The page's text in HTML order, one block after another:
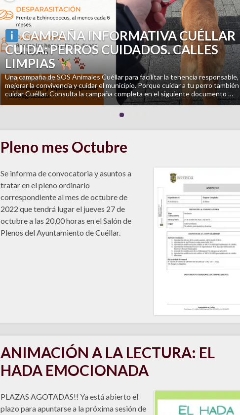
PASEO ASTRONOMÍA CULTURAL:
¿COMO USABAN EL CIELO NUESTROS
ANTEPASADOS?
El cielo también cuenta historias. ¿Te has preguntado alguna vez cómo se
orientaban nuestros antepasados observando las estrellas?
El próximo
domingo 9 de agosto acompáñanos en «El cielo es trashumante», un paseo
interpretado …
Previous
Pleno mes Octubre
Se informa de convocatoria y asuntos a
tratar en el pleno ordinario
correspondiente al mes de octubre de
2022 que tendrá lugar el jueves 27 de
octubre a las 20,00 horas en el Salón de
Plenos del Ayuntamiento de Cuéllar.
ANIMACIÓN A LA LECTURA: EL
HADA EMOCIONADA
PLAZAS AGOTADAS!! Ya está abierto el
plazo para apuntarse a la próxima sesión de